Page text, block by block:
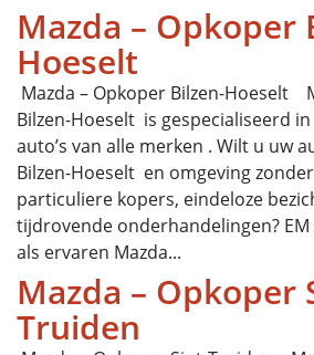
Mazda – Opkoper
Hoeselt
Mazda – Opkoper Bilzen-Hoeselt
Bilzen-Hoeselt is gespecialiseerd
auto’s van alle merken . Wilt u uw
Bilzen-Hoeselt en omgeving
particuliere kopers, eindeloze
tijdrovende onderhandelingen?
als ervaren Mazda...
Mazda – Opkoper
Truiden